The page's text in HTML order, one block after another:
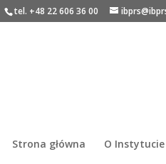
tel. +48 22 606 36 00
Strona główna O Instytucie